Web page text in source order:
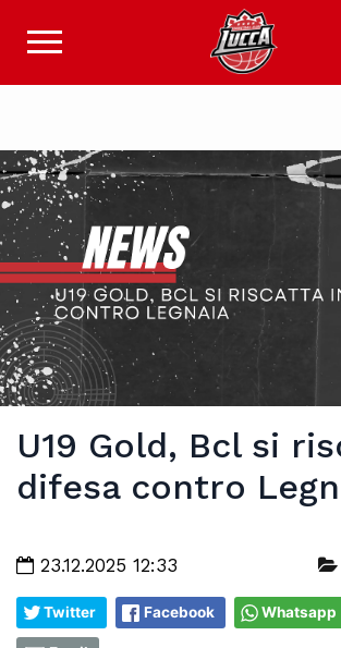
U19 Gold, Bcl si
difesa contro
23.12.2025 12:33
Twitter Facebook Whatsapp